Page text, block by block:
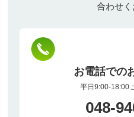
合わせく
お電話での
平日9:00-18:00
048-